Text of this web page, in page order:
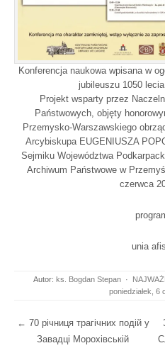
Konferencja naukowa wpisana w
jubileuszu 1050
Projekt wsparty przez
Państwowych, objęty
Przemysko-Warszawskiego
Arcybiskupa EUGENIUSZA
Sejmiku Województwa
Archiwum Państwowe w
czerwca
unia
Autor: ks. Bogdan Stepan ·
poniedziałek, 6
Post navigation
← 70 річниця трагічних подій у
Завадці Морохівській